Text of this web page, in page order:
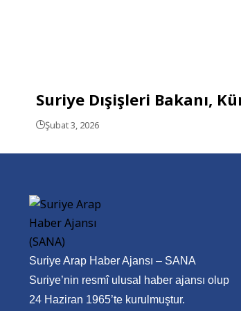
Suriye Dışişleri Bakanı,
Şubat 3, 2026
Suriye Arap Haber Ajansı – SANA
Suriye’nin resmî ulusal haber ajansı olup
24 Haziran 1965’te kurulmuştur.